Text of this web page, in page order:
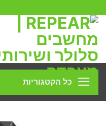
to
content
כל הקטגוריות